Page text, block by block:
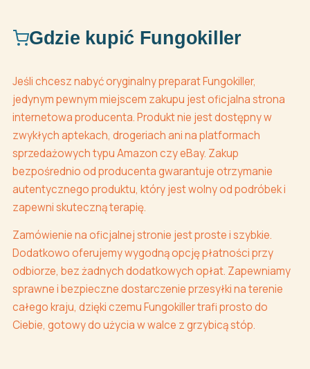
Gdzie kupić Fungokiller
Jeśli chcesz nabyć oryginalny preparat Fungokiller,
jedynym pewnym miejscem zakupu jest oficjalna strona
internetowa producenta. Produkt nie jest dostępny w
zwykłych aptekach, drogeriach ani na platformach
sprzedażowych typu Amazon czy eBay. Zakup
bezpośrednio od producenta gwarantuje otrzymanie
autentycznego produktu, który jest wolny od podróbek i
zapewni skuteczną terapię.
Zamówienie na oficjalnej stronie jest proste i szybkie.
Dodatkowo oferujemy wygodną opcję płatności przy
odbiorze, bez żadnych dodatkowych opłat. Zapewniamy
sprawne i bezpieczne dostarczenie przesyłki na terenie
całego kraju, dzięki czemu Fungokiller trafi prosto do
Ciebie, gotowy do użycia w walce z grzybicą stóp.